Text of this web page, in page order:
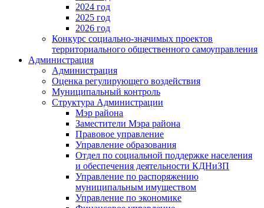
2024 год
2025 год
2026 год
Конкурс социально-значимых проектов
территориального общественного самоуправления
Администрация
Администрация
Оценка регулирующего воздействия
Муниципальный контроль
Структура Администрации
Мэр района
Заместители Мэра района
Правовое управление
Управление образования
Отдел по социальной поддержке населения
и обеспечения деятельности КДНиЗП
Управление по распоряжению
муниципальным имуществом
Управление по экономике